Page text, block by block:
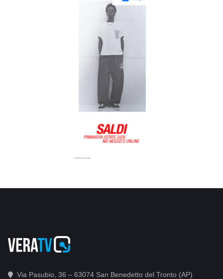
Via Pasubio, 36 – 63074 San Benedetto del Tronto (AP)